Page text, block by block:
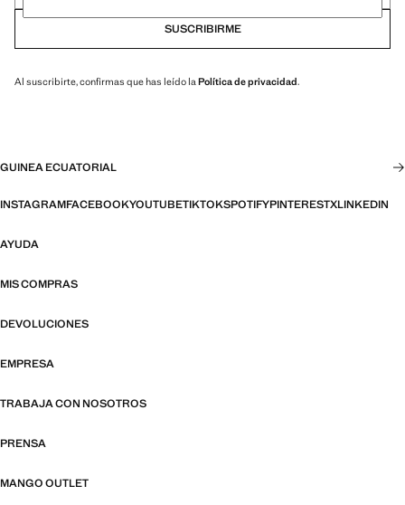
SUSCRIBIRME
Al suscribirte, confirmas que has leído laPolítica de privacidad.
GUINEA ECUATORIAL
INSTAGRAMFACEBOOKYOUTUBETIKTOKSPOTIFYPINTERESTXLINKEDIN
AYUDA
MIS COMPRAS
DEVOLUCIONES
EMPRESA
TRABAJA CON NOSOTROS
PRENSA
MANGO OUTLET